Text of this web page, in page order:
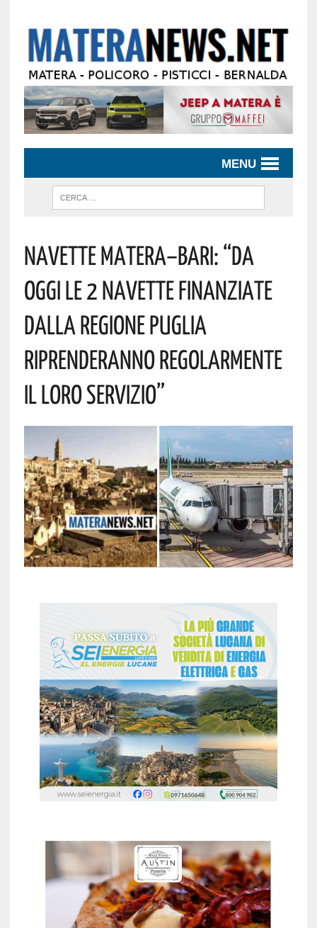
MENU
Navette Matera–Bari: “da
Oggi Le 2 Navette Finanziate
Dalla Regione Puglia
Riprenderanno Regolarmente
Il Loro Servizio”